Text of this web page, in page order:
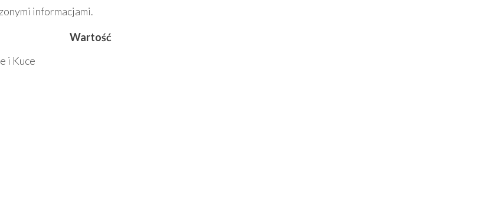
informacjami.
Wartość
i Kuce